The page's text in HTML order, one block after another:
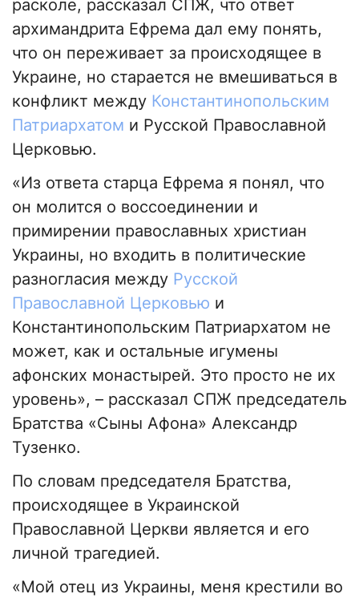
расколе, рассказал СПЖ, что ответ
архимандрита Ефрема дал ему понять,
что он переживает за происходящее в
Украине, но старается не вмешиваться в
конфликт между Константинопольским
Патриархатом и Русской Православной
Церковью.
«Из ответа старца Ефрема я понял, что
он молится о воссоединении и
примирении православных христиан
Украины, но входить в политические
разногласия между Русской
Православной Церковью и
Константинопольским Патриархатом не
может, как и остальные игумены
афонских монастырей. Это просто не их
уровень», – рассказал СПЖ председатель
Братства «Сыны Афона» Александр
Тузенко.
По словам председателя Братства,
происходящее в Украинской
Православной Церкви является и его
личной трагедией.
«Мой отец из Украины, меня крестили во